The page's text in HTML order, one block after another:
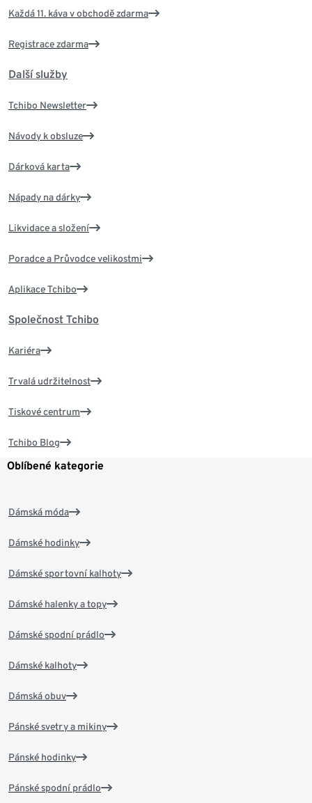
Každá 11. káva v obchodě zdarma
Registrace zdarma
Další služby
Tchibo Newsletter
Návody k obsluze
Dárková karta
Nápady na dárky
Likvidace a složení
Poradce a Průvodce velikostmi
Aplikace Tchibo
Společnost Tchibo
Kariéra
Trvalá udržitelnost
Tiskové centrum
Tchibo Blog
Oblíbené kategorie
Dámská móda
Dámské hodinky
Dámské sportovní kalhoty
Dámské halenky a topy
Dámské spodní prádlo
Dámské kalhoty
Dámská obuv
Pánské svetry a mikiny
Pánské hodinky
Pánské spodní prádlo